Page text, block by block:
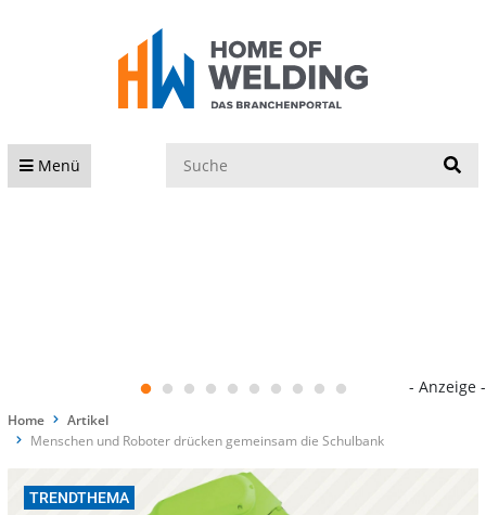
Menü
- Anzeige -
Home
Artikel
Menschen und Roboter drücken gemeinsam die Schulbank
TRENDTHEMA